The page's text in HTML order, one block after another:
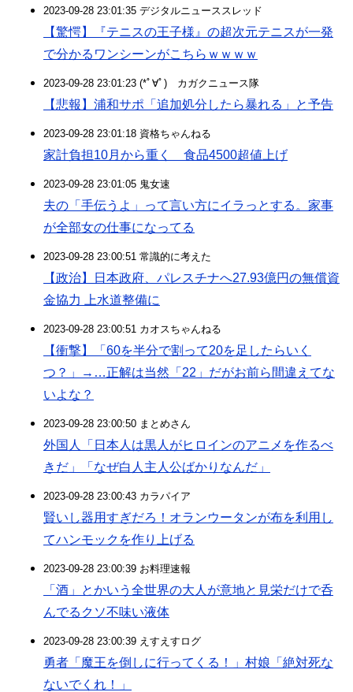
2023-09-28 23:01:35 デジタルニューススレッド
【驚愕】『テニスの王子様』の超次元テニスが一発
で分かるワンシーンがこちらｗｗｗｗ
2023-09-28 23:01:23 (*ﾟ∀ﾟ)ゞカガクニュース隊
【悲報】浦和サポ「追加処分したら暴れる」と予告
2023-09-28 23:01:18 資格ちゃんねる
家計負担10月から重く 食品4500超値上げ
2023-09-28 23:01:05 鬼女速
夫の「手伝うよ」って言い方にイラっとする。家事
が全部女の仕事になってる
2023-09-28 23:00:51 常識的に考えた
【政治】日本政府、パレスチナへ27.93億円の無償資
金協力 上水道整備に
2023-09-28 23:00:51 カオスちゃんねる
【衝撃】「60を半分で割って20を足したらいく
つ？」→…正解は当然「22」だがお前ら間違えてな
いよな？
2023-09-28 23:00:50 まとめさん
外国人「日本人は黒人がヒロインのアニメを作るべ
きだ」「なぜ白人主人公ばかりなんだ」
2023-09-28 23:00:43 カラパイア
賢いし器用すぎだろ！オランウータンが布を利用し
てハンモックを作り上げる
2023-09-28 23:00:39 お料理速報
「酒」とかいう全世界の大人が意地と見栄だけで呑
んでるクソ不味い液体
2023-09-28 23:00:39 えすえすログ
勇者「魔王を倒しに行ってくる！」村娘「絶対死な
ないでくれ！」